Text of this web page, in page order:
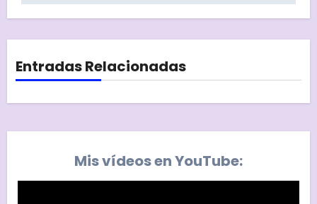
Entradas Relacionadas
Mis vídeos en YouTube: